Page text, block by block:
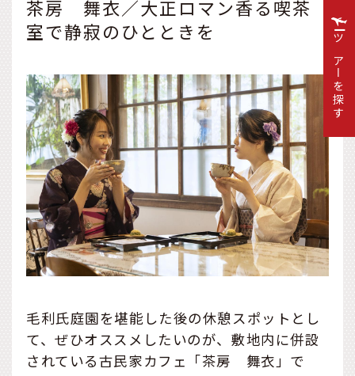
茶房 舞衣／大正ロマン香る喫茶
室で静寂のひとときを
毛利氏庭園を堪能した後の休憩スポットとし
て、ぜひオススメしたいのが、敷地内に併設
されている古民家カフェ「茶房 舞衣」で
ツアーを探す